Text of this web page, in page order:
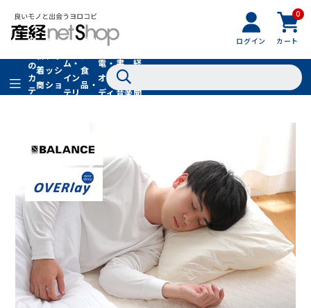
ログイン
0
カート
全
の
カ
テ
着
商
品
フ
ッ
シ
ョ
フ
ァ
シ
ョ
ン
ム・
イン
テリ
グル
食
品・
ドリ
家
電・
オー
ディ
書
籍・
音楽
経
聞